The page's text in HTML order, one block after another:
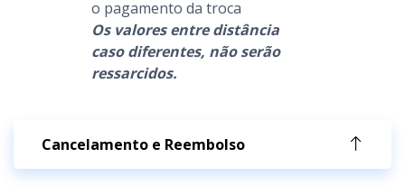
o pagamento da troca
Os valores entre distância
caso diferentes, não serão
ressarcidos.
Cancelamento e Reembolso